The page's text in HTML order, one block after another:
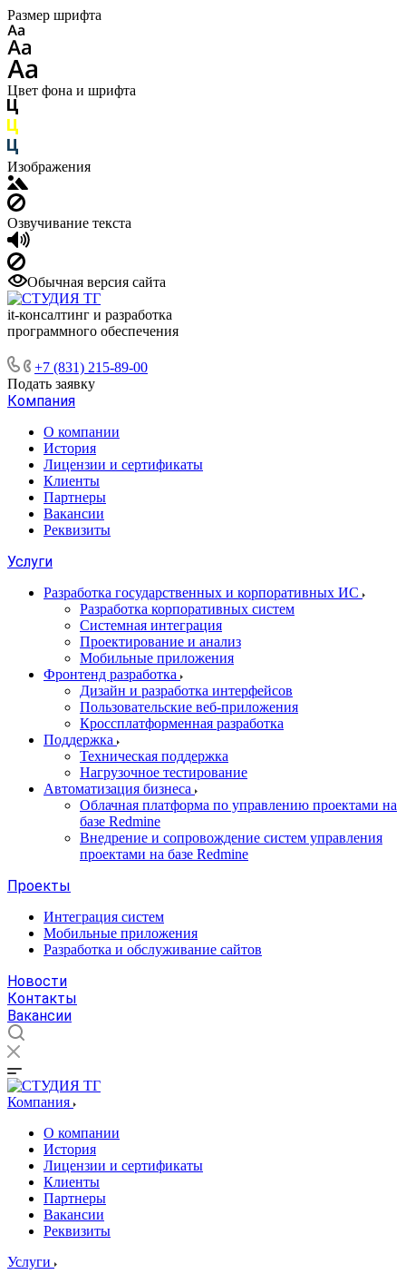
Размер шрифта
Цвет фона и шрифта
Изображения
Озвучивание текста
Обычная версия сайта
it-консалтинг и разработка
программного обеспечения
+7 (831) 215-89-00
Подать заявку
Компания
О компании
История
Лицензии и сертификаты
Клиенты
Партнеры
Вакансии
Реквизиты
Услуги
Разработка государственных и корпоративных ИС
Разработка корпоративных систем
Системная интеграция
Проектирование и анализ
Мобильные приложения
Фронтенд разработка
Дизайн и разработка интерфейсов
Пользовательские веб-приложения
Кроссплатформенная разработка
Поддержка
Техническая поддержка
Нагрузочное тестирование
Автоматизация бизнеса
Облачная платформа по управлению проектами на
базе Redmine
Внедрение и сопровождение систем управления
проектами на базе Redmine
Проекты
Интеграция систем
Мобильные приложения
Разработка и обслуживание сайтов
Новости
Контакты
Вакансии
Компания
О компании
История
Лицензии и сертификаты
Клиенты
Партнеры
Вакансии
Реквизиты
Услуги